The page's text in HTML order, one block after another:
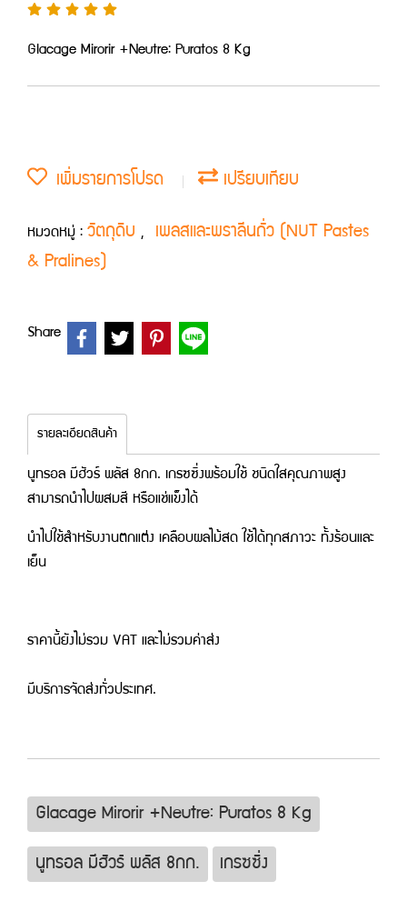
Glacage Mirorir +Neutre: Puratos 8 Kg
เพิ่มรายการโปรด เปรียบเทียบ
หมวดหมู่ : วัตถุดิบ , เพลสและพราลีนถั่ว (NUT Pastes
& Pralines)
Share
รายละเอียดสินค้า
นูทรอล มีฮัวร์ พลัส 8กก. เกรซซิ่งพร้อมใช้ ชนิดใสคุณภาพสูง
สามารถนำไปผสมสี หรือแช่แข็งได้
นำไปใช้สำหรับงานตกแต่ง เคลือบผลไม้สด ใช้ได้ทุกสภาวะ ทั้งร้อนและ
เย็น
ราคานี้ยังไม่รวม VAT และไม่รวมค่าส่ง
มีบริการจัดส่งทั่วประเทศ.
Glacage Mirorir +Neutre: Puratos 8 Kg
นูทรอล มีฮัวร์ พลัส 8กก. เกรซซิ่ง